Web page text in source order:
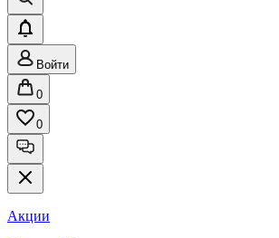
Войти
0
0
Акции